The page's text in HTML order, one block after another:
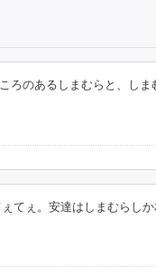
ろのあるしまむらと、し
てぇ。安達はしまむらし